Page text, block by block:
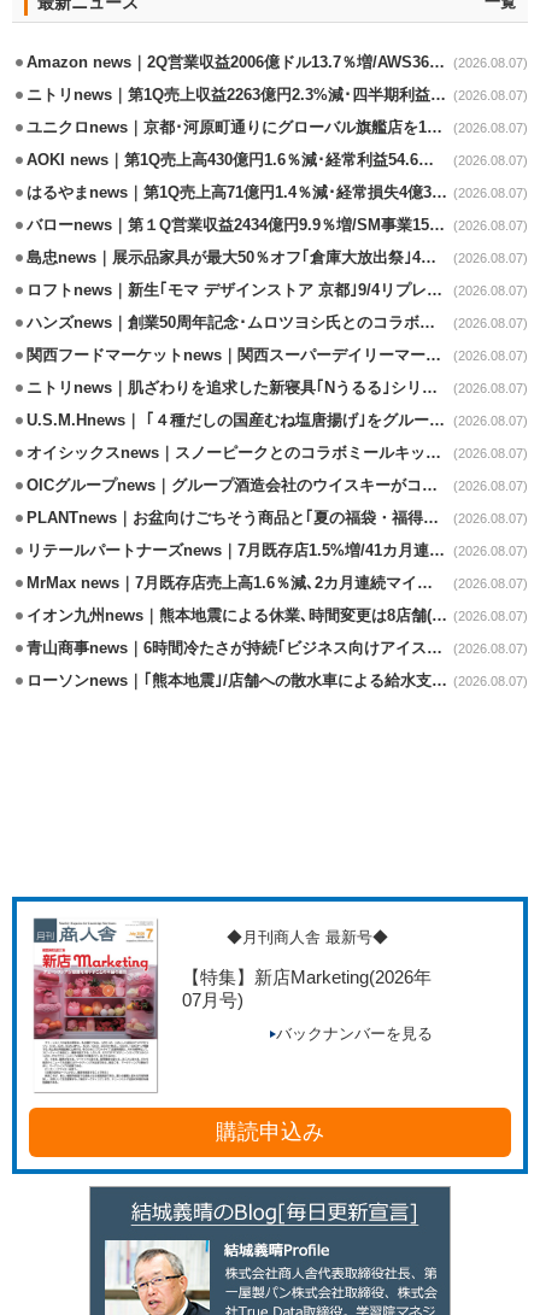
Amazon news｜2Q営業収益2006億ドル13.7％増/AWS36.8％％増が貢献 (2026.08.07)
ニトリnews｜第1Q売上収益2263億円2.3%減･四半期利益1.4％減 (2026.08.07)
ユニクロnews｜京都･河原町通りにグローバル旗艦店を11/6開設 (2026.08.07)
AOKI news｜第1Q売上高430億円1.6％減･経常利益54.6％減 (2026.08.07)
はるやまnews｜第1Q売上高71億円1.4％減･経常損失4億3800万円 (2026.08.07)
バローnews｜第１Q営業収益2434億円9.9％増/SM事業15.5％増と絶好調 (2026.08.07)
島忠news｜展示品家具が最大50％オフ｢倉庫大放出祭｣4店舗限定で開催 (2026.08.07)
ロフトnews｜新生｢モマ デザインストア 京都｣9/4リプレイスオープン (2026.08.07)
ハンズnews｜創業50周年記念･ムロツヨシ氏とのコラボ企画｢ムロハンズ｣開催 (2026.08.07)
関西フードマーケットnews｜関西スーパーデイリーマート蒲生店8/7改装 (2026.08.07)
ニトリnews｜肌ざわりを追求した新寝具｢Nうるる｣シリーズを発売 (2026.08.07)
U.S.M.Hnews｜ ｢４種だしの国産むね塩唐揚げ｣をグループ610店で共同販促 (2026.08.07)
オイシックスnews｜スノーピークとのコラボミールキット8/13発売 (2026.08.07)
OICグループnews｜グループ酒造会社のウイスキーがコンペティション受賞 (2026.08.07)
PLANTnews｜お盆向けごちそう商品と｢夏の福袋・福得カート｣8/8から開催 (2026.08.07)
リテールパートナーズnews｜7月既存店1.5%増/41カ月連続増 (2026.08.07)
MrMax news｜7月既存店売上高1.6％減､2カ月連続マイナス (2026.08.07)
イオン九州news｜熊本地震による休業､時間変更は8店舗(8/7時点) (2026.08.07)
青山商事news｜6時間冷たさが持続｢ビジネス向けアイスベスト｣発売 (2026.08.07)
ローソンnews｜｢熊本地震｣/店舗への散水車による給水支援を開始 (2026.08.07)
◆月刊商人舎 最新号◆
【特集】新店Marketing(2026年
07月号)
バックナンバーを見る
購読申込み